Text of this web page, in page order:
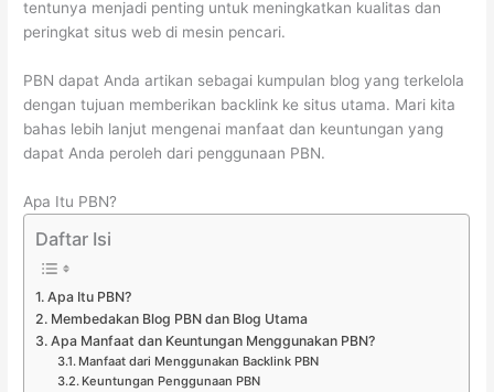
tentunya menjadi penting untuk meningkatkan kualitas dan
peringkat situs web di mesin pencari.
PBN dapat Anda artikan sebagai kumpulan blog yang terkelola
dengan tujuan memberikan backlink ke situs utama. Mari kita
bahas lebih lanjut mengenai manfaat dan keuntungan yang
dapat Anda peroleh dari penggunaan PBN.
Apa Itu PBN?
Daftar Isi
Apa Itu PBN?
Membedakan Blog PBN dan Blog Utama
Apa Manfaat dan Keuntungan Menggunakan PBN?
Manfaat dari Menggunakan Backlink PBN
Keuntungan Penggunaan PBN